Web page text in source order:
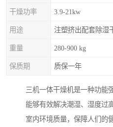
干燥功率 3.9-21kw
用途 注塑挤出配套除湿
重量 280-900 kg
保质期 质保一年
三机一体干燥机是一种功能
能够有效解决潮湿、湿度过
室内环境质量，保障人们的